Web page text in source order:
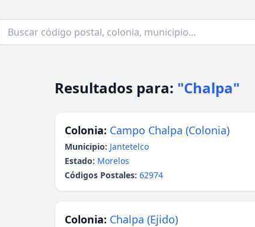
Resultados para: "Chalpa"
Colonia: Campo Chalpa (Colonia)
Municipio: Jantetelco
Estado: Morelos
Códigos Postales: 62974
Colonia: Chalpa (Ejido)